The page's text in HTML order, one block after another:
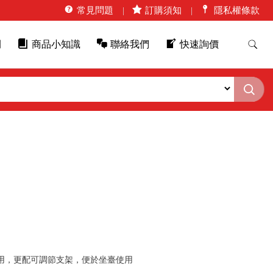
常見問題 訂購須知 隱私權條款
商品小知識 聯絡我們 快速詢價
，更配可調節支架，便於坐臺使用